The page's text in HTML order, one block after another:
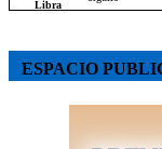
ESPACIO